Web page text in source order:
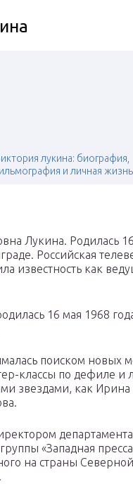
лукина: биография,
и личная жизнь
Лукина. Родилась
Российская
известность как
16 мая 1968
поиском новых
классы по дефиле и
звездами, как
«Западная
на страны